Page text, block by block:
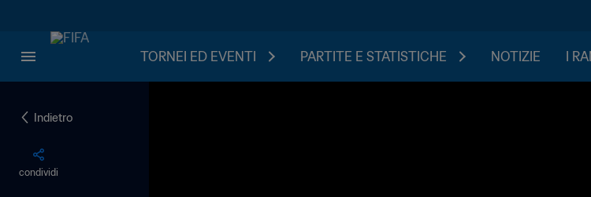
TORNEI ED EVENTI PARTITE E STATISTICHE NOTIZIE I
Indietro
condividi